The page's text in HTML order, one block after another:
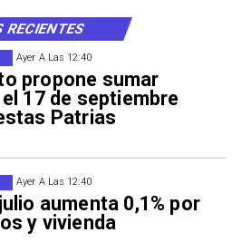
Ayer A Las 12:40
propone sumar
17 de septiembre
Patrias
Ayer A Las 12:40
julio aumenta 0,1% por
y vivienda
RECIENTES